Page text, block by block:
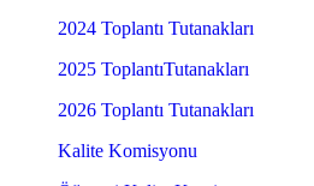
2024 Toplantı Tutanakları
2025 ToplantıTutanakları
2026 Toplantı Tutanakları
Kalite Komisyonu